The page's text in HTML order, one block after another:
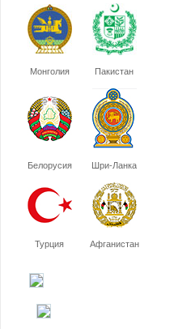
Монголия Пакистан
Белорусия Шри-Ланка
Турция Афганистан